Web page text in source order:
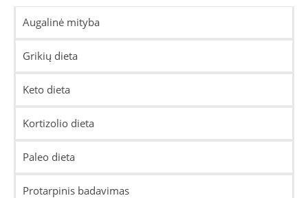
Augalinė mityba
Grikių dieta
Keto dieta
Kortizolio dieta
Paleo dieta
Protarpinis badavimas